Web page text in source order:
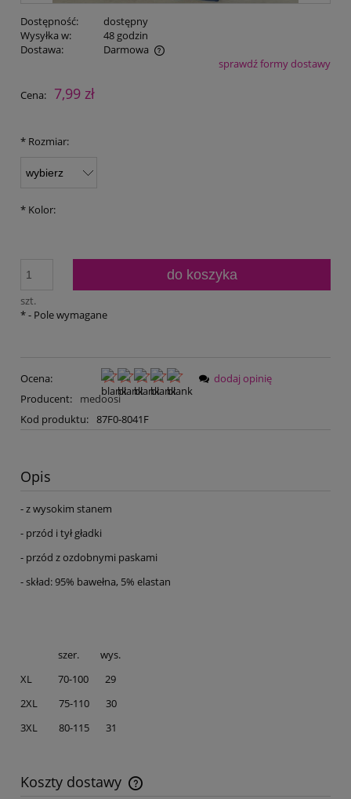
Dostępność:
dostępny
Wysyłka w:
48 godzin
Dostawa:
Darmowa
Cena nie zawiera ewentualnych kosztów płatnościsprawdź formy dostawy
Cena: 7,99 zł
* Rozmiar:
* Kolor:
szt.
do koszyka
*- Pole wymagane
Ocena:
Producent:
medoosi
Kod produktu: 87F0-8041F
dodaj opinię
Opis
- z wysokim stanem
- przód i tył gładki
- przód z ozdobnymi paskami
- skład: 95% bawełna, 5% elastan
szer. wys.
XL 70-100 29
2XL 75-110 30
3XL 80-115 31
Koszty dostawy
Cena nie zawiera ewentualnych kosztów płatności